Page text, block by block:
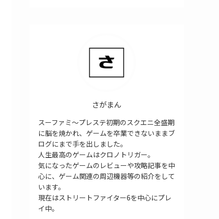
さがまん
スーファミ～プレステ初期のスクエニ全盛期
に脳を焼かれ、ゲームを卒業できないままブ
ログにまで手を出しました。
人生最高のゲームはクロノトリガー。
気になったゲームのレビューや攻略記事を中
心に、ゲーム関連の周辺機器等の紹介をして
います。
現在はストリートファイター6を中心にプレ
イ中。